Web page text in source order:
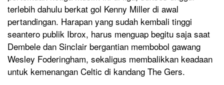
terlebih dahulu berkat gol Kenny Miller di awal
pertandingan. Harapan yang sudah kembali tinggi
seantero publik Ibrox, harus menguap begitu saja saat
Dembele dan Sinclair bergantian membobol gawang
Wesley Foderingham, sekaligus membalikkan keadaan
untuk kemenangan Celtic di kandang The Gers.